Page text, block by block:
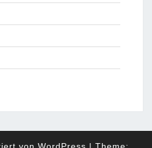
von WordPress | Theme: